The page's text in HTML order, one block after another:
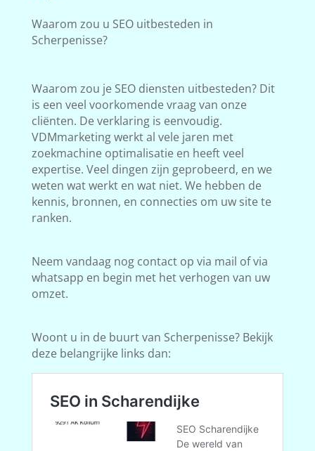
Waarom zou u SEO uitbesteden in
Scherpenisse?
Waarom zou je SEO diensten uitbesteden? Dit
is een veel voorkomende vraag van onze
cliënten. De verklaring is eenvoudig.
VDMmarketing werkt al vele jaren met
zoekmachine optimalisatie en heeft veel
expertise. Veel dingen zijn geprobeerd, en we
weten wat werkt en wat niet. We hebben de
kennis, bronnen, en connecties om uw site te
ranken.
Neem vandaag nog contact op via mail of via
whatsapp en begin met het verhogen van uw
omzet.
Woont u in de buurt van Scherpenisse? Bekijk
deze belangrijke links dan: